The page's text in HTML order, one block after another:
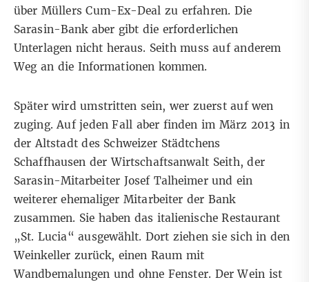
über Müllers Cum-Ex-Deal zu erfahren. Die
Sarasin-Bank aber gibt die erforderlichen
Unterlagen nicht heraus. Seith muss auf anderem
Weg an die Informationen kommen.
Später wird umstritten sein, wer zuerst auf wen
zuging. Auf jeden Fall aber finden im März 2013 in
der Altstadt des Schweizer Städtchens
Schaffhausen der Wirtschaftsanwalt Seith, der
Sarasin-Mitarbeiter Josef Talheimer und ein
weiterer ehemaliger Mitarbeiter der Bank
zusammen. Sie haben das italienische Restaurant
„St. Lucia“ ausgewählt. Dort ziehen sie sich in den
Weinkeller zurück, einen Raum mit
Wandbemalungen und ohne Fenster. Der Wein ist